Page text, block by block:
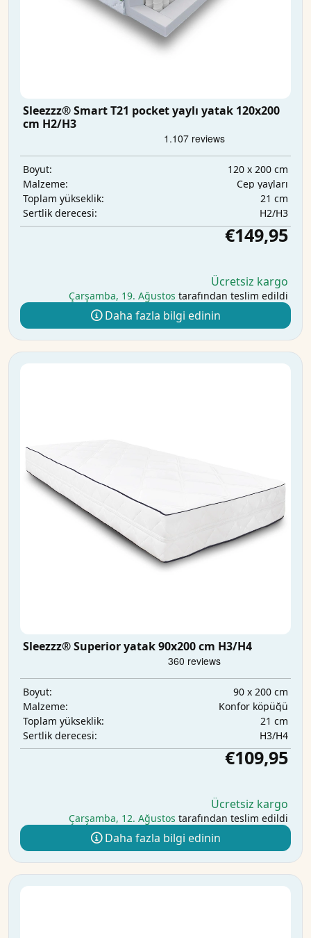
Sleezzz® Smart T21 pocket yaylı yatak 120x200
cm H2/H3
Boyut:
120 x 200 cm
Malzeme:
Cep yayları
Toplam yükseklik:
21 cm
Sertlik derecesi:
H2/H3
€149,95
Ücretsiz kargo
Çarşamba, 19. Ağustos tarafından teslim edildi
Daha fazla bilgi edinin
Sleezzz® Superior yatak 90x200 cm H3/H4
Boyut:
90 x 200 cm
Malzeme:
Konfor köpüğü
Toplam yükseklik:
21 cm
Sertlik derecesi:
H3/H4
€109,95
Ücretsiz kargo
Çarşamba, 12. Ağustos tarafından teslim edildi
Daha fazla bilgi edinin